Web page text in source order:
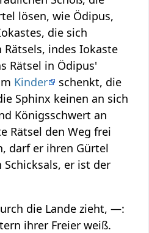
lösen, wie Ödipus,
die sich
indes Iokaste
Rätsel in Ödipus'
Kinder
schenkt, die
Sphinx keinen an sich
Königsschwert an
Rätsel den Weg frei
darf er ihren Gürtel
er ist der
die Lande zieht, —:
ihrer Freier weiß.